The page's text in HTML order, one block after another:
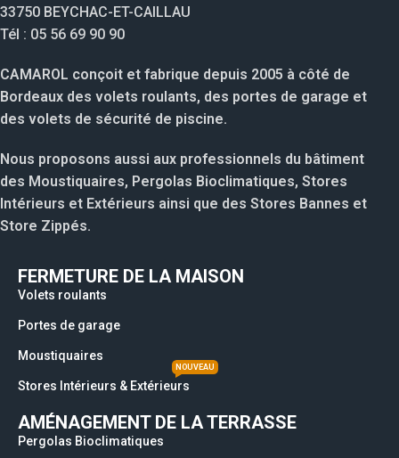
33750 BEYCHAC-ET-CAILLAU
Tél : 05 56 69 90 90
CAMAROL conçoit et fabrique depuis 2005 à côté de
Bordeaux des volets roulants, des portes de garage et
des volets de sécurité de piscine.
Nous proposons aussi aux professionnels du bâtiment
des Moustiquaires, Pergolas Bioclimatiques, Stores
Intérieurs et Extérieurs ainsi que des Stores Bannes et
Store Zippés.
FERMETURE DE LA MAISON
Volets roulants
Portes de garage
Moustiquaires
Stores Intérieurs & Extérieurs
NOUVEAU
AMÉNAGEMENT DE LA TERRASSE
Pergolas Bioclimatiques